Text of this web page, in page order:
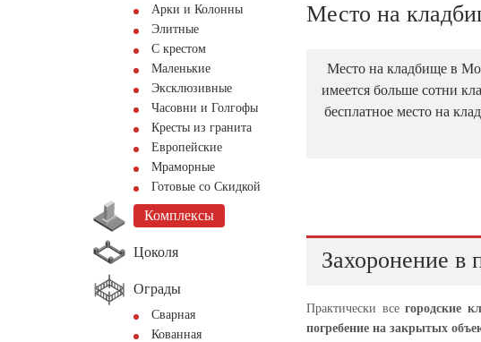
Арки и Колонны
Элитные
С крестом
Маленькие
Эксклюзивные
Часовни и Голгофы
Кресты из гранита
Европейские
Мраморные
Готовые со Скидкой
Комплексы
Цоколя
Ограды
Сварная
Кованная
Место на
Место на кладбище в
имеется больше сотни
бесплатное место на
Захоронение в
Практически всегородские
погребение на закрытых